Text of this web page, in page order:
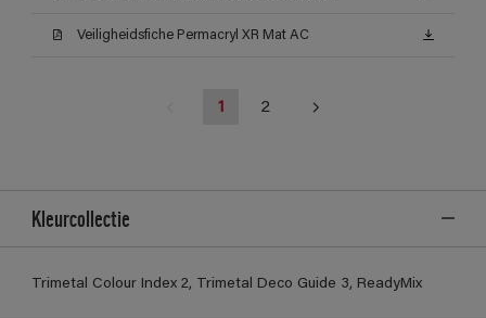
Veiligheidsfiche Permacryl XR Mat AC
1 2
Kleurcollectie
Trimetal Colour Index 2, Trimetal Deco Guide 3, ReadyMix